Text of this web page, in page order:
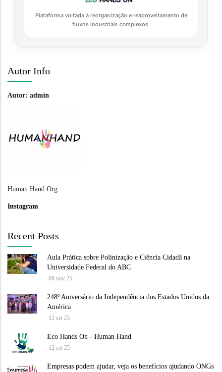
Plataforma voltada à reorganização e reaproveitamento de
fluxos industriais complexos.
Autor Info
Autor: admin
Human Hand Org
Instagram
Recent Posts
Aula Prática sobre Polinização e Ciência Cidadã na
Universidade Federal do ABC
08 nov 25
248º Aniversário da Independência dos Estados Unidos da
América
12 set 25
Eco Hands On - Human Hand
12 set 25
Empresas podem ajudar, veja os benefícios ajudando ONGs